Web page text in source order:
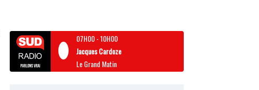
07H00-10H00
Jacques Cardoze
Le Grand Matin